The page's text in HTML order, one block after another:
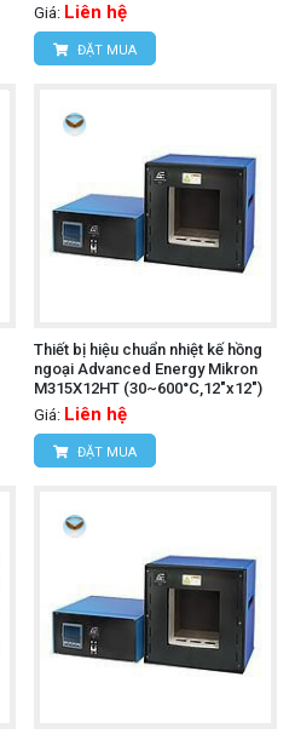
Giá: Liên hệ
ĐẶT MUA
Thiết bị hiệu chuẩn nhiệt kế hồng
ngoại Advanced Energy Mikron
M315X12HT (30~600°C,12"x12")
Giá: Liên hệ
ĐẶT MUA